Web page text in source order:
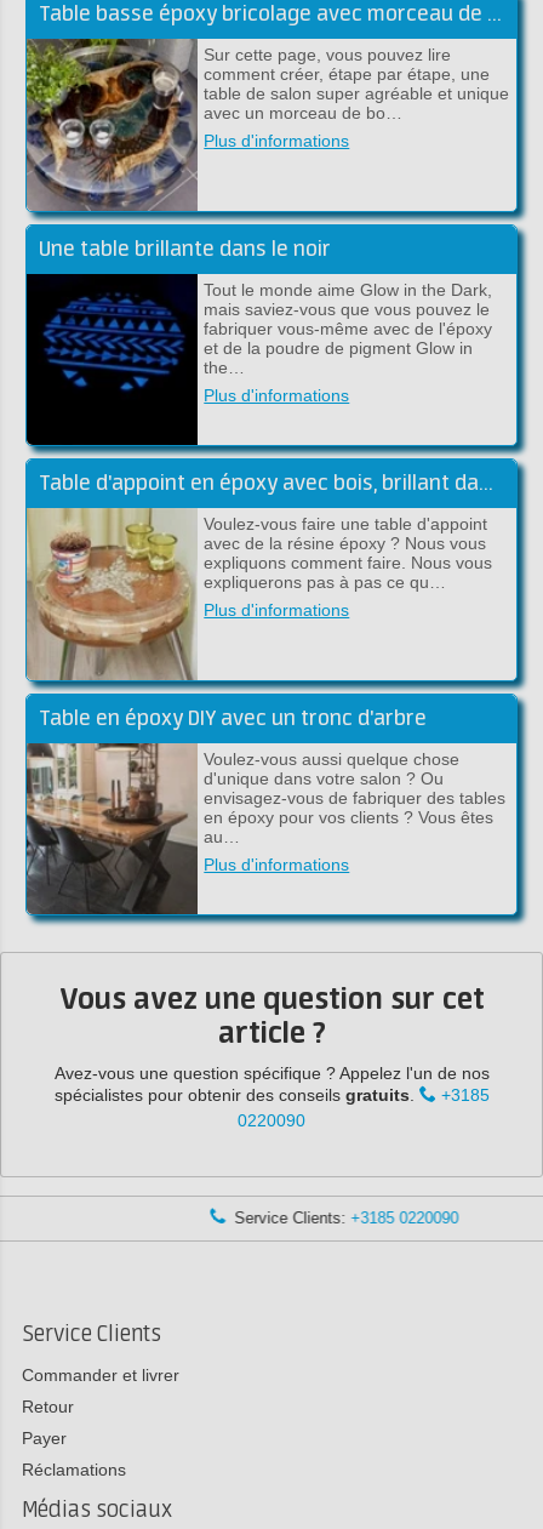
Table basse époxy bricolage avec morceau de bois flottant
Sur cette page, vous pouvez lire
comment créer, étape par étape, une
table de salon super agréable et unique
avec un morceau de bo…
Plus d'informations
Une table brillante dans le noir
Tout le monde aime Glow in the Dark,
mais saviez-vous que vous pouvez le
fabriquer vous-même avec de l'époxy
et de la poudre de pigment Glow in
the…
Plus d'informations
Table d'appoint en époxy avec bois, brillant dans le noir
Voulez-vous faire une table d'appoint
avec de la résine époxy ? Nous vous
expliquons comment faire. Nous vous
expliquerons pas à pas ce qu…
Plus d'informations
Table en époxy DIY avec un tronc d'arbre
Voulez-vous aussi quelque chose
d'unique dans votre salon ? Ou
envisagez-vous de fabriquer des tables
en époxy pour vos clients ? Vous êtes
au…
Plus d'informations
Vous avez une question sur cet
article ?
Avez-vous une question spécifique ? Appelez l'un de nos
spécialistes pour obtenir des conseils gratuits.
+3185
0220090
Service Clients:+3185 0220090
Service Clients
Commander et livrer
Retour
Payer
Réclamations
Médias sociaux